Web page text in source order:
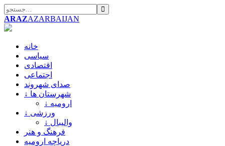
ARAZAZARBAIJAN
خانه
سیاسی
اقتصادی
اجتماعی
صدای شهروند
↓ شهرستان ها
↓ ارومیه
↓ ورزشی
↓ والیبال
فرهنگ و هنر
دریاچه ارومیه